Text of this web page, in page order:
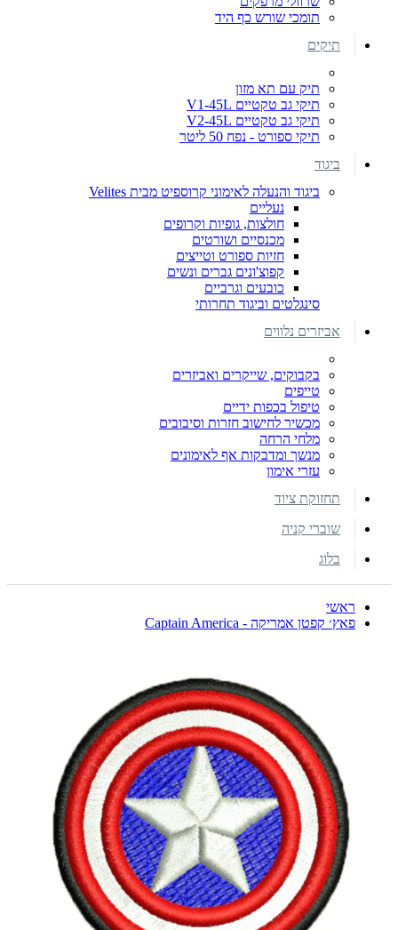
תומכי שורש כף היד
תיקים
תיק עם תא מזון
תיקי גב טקטיים V1-45L
תיקי גב טקטיים V2-45L
תיקי ספורט - נפח 50 ליטר
ביגוד
ביגוד והנעלה לאימוני קרוספיט מבית Velites
נעליים
חולצות, גופיות וקרופים
מכנסיים ושורטים
חזיות ספורט וטייצים
קפוצ'ונים גברים ונשים
כובעים וגרביים
סינגלטים וביגוד תחרותי
אביזרים נלווים
בקבוקים, שייקרים ואביזרים
טייפים
טיפול בכפות ידיים
מכשיר לחישוב חזרות וסיבובים
מלחי הרחה
מנשך ומדבקות אף לאימונים
עזרי אימון
תחזוקת ציוד
שוברי קניה
בלוג
ראשי
פאץ׳ קפטן אמריקה - Captain America